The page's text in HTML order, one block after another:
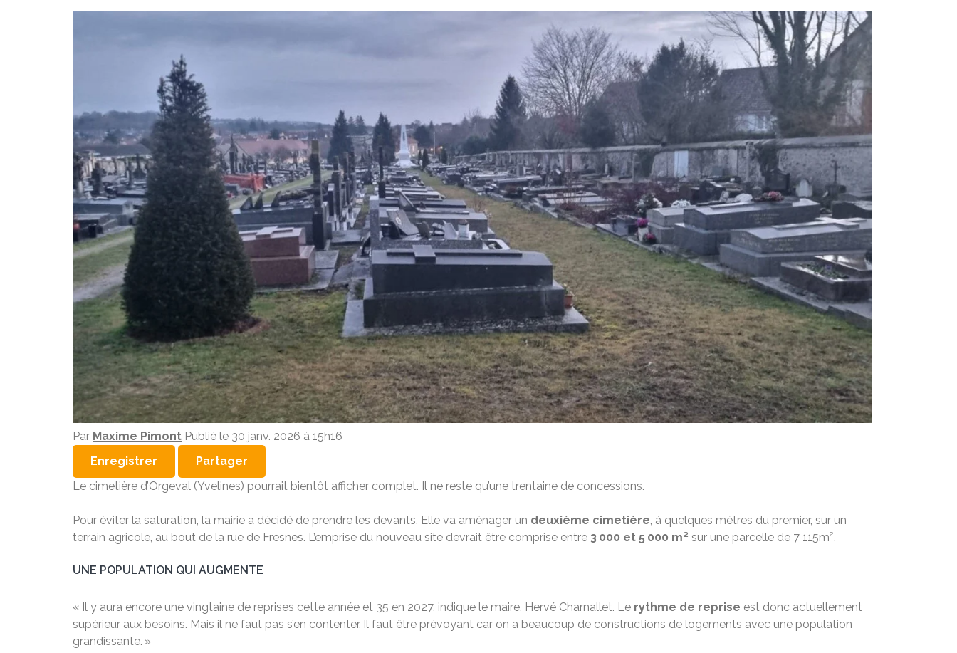
Par Maxime Pimont Publié le 30 janv. 2026 à 15h16
Enregistrer
Partager
Le cimetière d’Orgeval (Yvelines) pourrait bientôt afficher complet. Il ne reste qu’une trentaine de concessions.
Pour éviter la saturation, la mairie a décidé de prendre les devants. Elle va aménager un deuxième cimetière, à quelques mètres du premier, sur un
terrain agricole, au bout de la rue de Fresnes. L’emprise du nouveau site devrait être comprise entre 3 000 et 5 000 m² sur une parcelle de 7 115m².
UNE POPULATION QUI AUGMENTE
« Il y aura encore une vingtaine de reprises cette année et 35 en 2027, indique le maire, Hervé Charnallet. Le rythme de reprise est donc actuellement
supérieur aux besoins. Mais il ne faut pas s’en contenter. Il faut être prévoyant car on a beaucoup de constructions de logements avec une population
grandissante. »